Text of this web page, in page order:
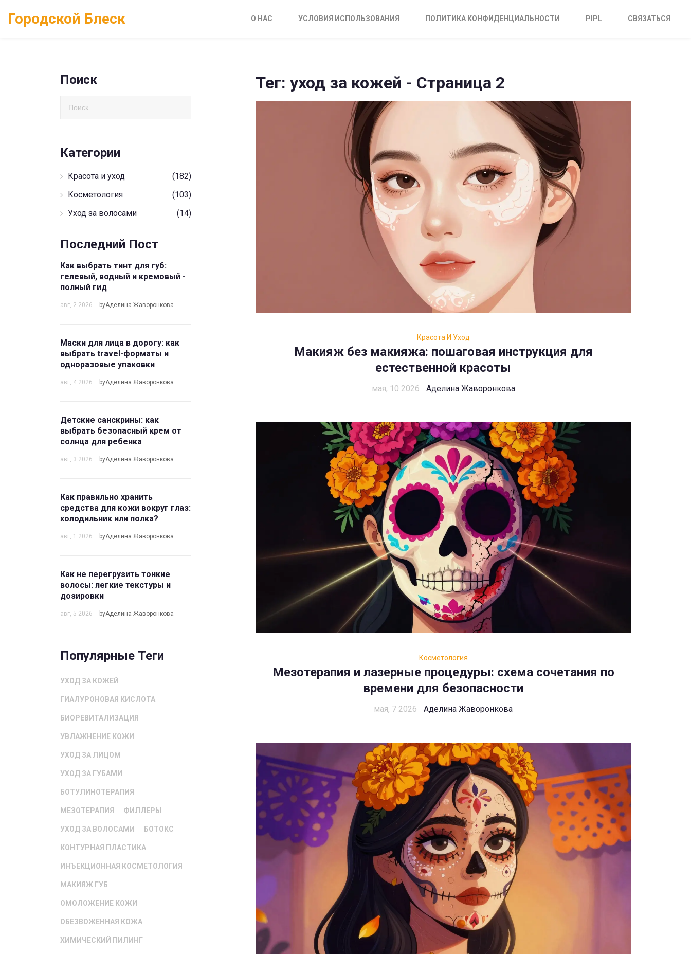
Городской Блеск О НАС УСЛОВИЯ ИСПОЛЬЗОВАНИЯ ПОЛИТИКА КОНФИДЕНЦИАЛЬНОСТИ PIPL СВЯЗАТЬСЯ
Тег: уход за кожей - Страница 2
Красота И Уход
Макияж без макияжа: пошаговая инструкция для
естественной красоты
мая, 10 2026 Аделина Жаворонкова
Косметология
Мезотерапия и лазерные процедуры: схема сочетания по
времени для безопасности
мая, 7 2026 Аделина Жаворонкова
Поиск
Категории
Красота и уход
(182)
Косметология
(103)
Уход за волосами
(14)
Последний Пост
Как выбрать тинт для губ:
гелевый, водный и кремовый -
полный гид
авг, 2 2026 byАделина Жаворонкова
Маски для лица в дорогу: как
выбрать travel-форматы и
одноразовые упаковки
авг, 4 2026 byАделина Жаворонкова
Детские санскрины: как
выбрать безопасный крем от
солнца для ребенка
авг, 3 2026 byАделина Жаворонкова
Как правильно хранить
средства для кожи вокруг глаз:
холодильник или полка?
авг, 1 2026 byАделина Жаворонкова
Как не перегрузить тонкие
волосы: легкие текстуры и
дозировки
авг, 5 2026 byАделина Жаворонкова
Популярные Теги
УХОД ЗА КОЖЕЙ
ГИАЛУРОНОВАЯ КИСЛОТА
БИОРЕВИТАЛИЗАЦИЯ
УВЛАЖНЕНИЕ КОЖИ
УХОД ЗА ЛИЦОМ
УХОД ЗА ГУБАМИ
БОТУЛИНОТЕРАПИЯ
МЕЗОТЕРАПИЯ ФИЛЛЕРЫ
УХОД ЗА ВОЛОСАМИ БОТОКС
КОНТУРНАЯ ПЛАСТИКА
ИНЪЕКЦИОННАЯ КОСМЕТОЛОГИЯ
МАКИЯЖ ГУБ
ОМОЛОЖЕНИЕ КОЖИ
ОБЕЗВОЖЕННАЯ КОЖА
ХИМИЧЕСКИЙ ПИЛИНГ